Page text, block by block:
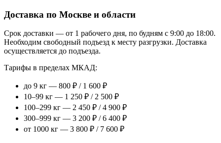
Доставка по Москве и области
Срок доставки — от 1 рабочего дня, по будням с 9:00 до 18:00.
Необходим свободный подъезд к месту разгрузки. Доставка
осуществляется до подъезда.
Тарифы в пределах МКАД:
до 9 кг — 800 ₽ / 1 600 ₽
10–99 кг — 1 250 ₽ / 2 500 ₽
100–299 кг — 2 450 ₽ / 4 900 ₽
300–999 кг — 3 200 ₽ / 6 400 ₽
от 1000 кг — 3 800 ₽ / 7 600 ₽